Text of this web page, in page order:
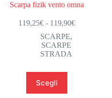
Scarpa fizik vento omna
119,25€ - 119,90€Fascia
SCARPE,
SCARPE
STRADA
Scegliprodotto
ha